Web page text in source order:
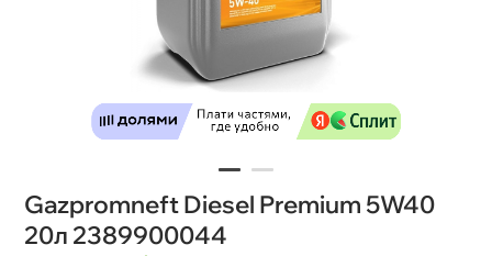
Gazpromneft Diesel Premium 5W40
20л 2389900044